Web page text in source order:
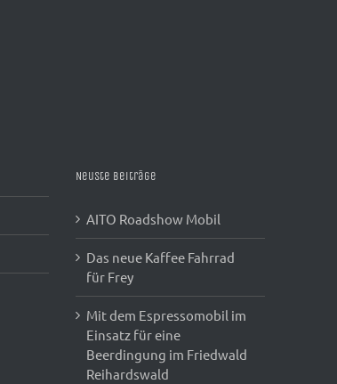
Neuste Beiträge
AITO Roadshow Mobil
Das neue Kaffee Fahrrad
für Frey
Mit dem Espressomobil im
Einsatz für eine
Beerdingung im Friedwald
Reihardswald